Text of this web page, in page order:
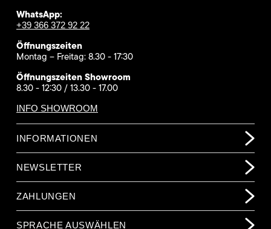
WhatsApp:
+39 366 372 92 22
Öffnungszeiten
Montag – Freitag: 8.30 - 17:30
Öffnungszeiten Showroom
8.30 - 12:30 / 13.30 - 17.00
INFO SHOWROOM
INFORMATIONEN
NEWSLETTER
ZAHLUNGEN
SPRACHE AUSWÄHLEN